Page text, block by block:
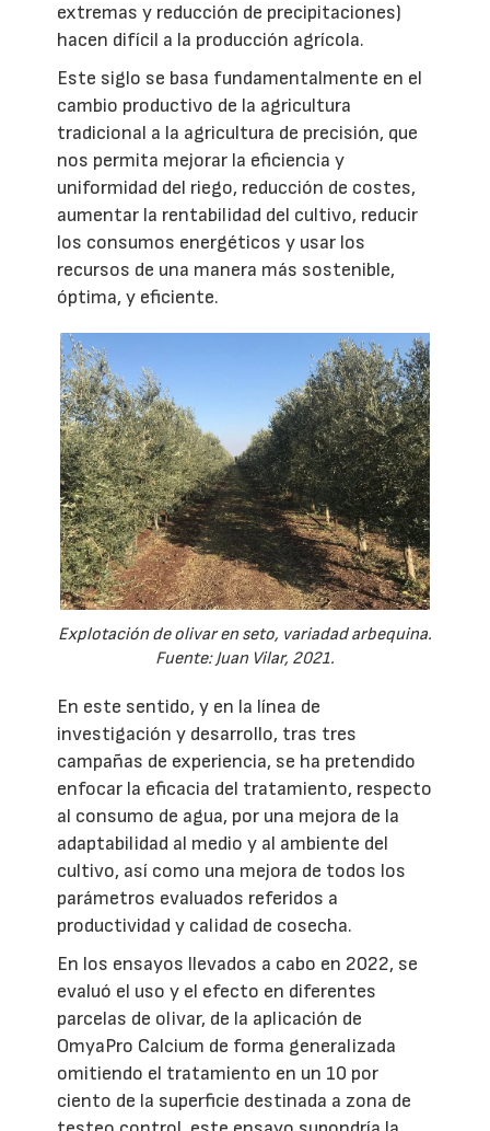
extremas y reducción de precipitaciones)
hacen difícil a la producción agrícola.
Este siglo se basa fundamentalmente en el
cambio productivo de la agricultura
tradicional a la agricultura de precisión, que
nos permita mejorar la eficiencia y
uniformidad del riego, reducción de costes,
aumentar la rentabilidad del cultivo, reducir
los consumos energéticos y usar los
recursos de una manera más sostenible,
óptima, y eficiente.
Explotación de olivar en seto, variadad arbequina.
Fuente: Juan Vilar, 2021.
En este sentido, y en la línea de
investigación y desarrollo, tras tres
campañas de experiencia, se ha pretendido
enfocar la eficacia del tratamiento, respecto
al consumo de agua, por una mejora de la
adaptabilidad al medio y al ambiente del
cultivo, así como una mejora de todos los
parámetros evaluados referidos a
productividad y calidad de cosecha.
En los ensayos llevados a cabo en 2022, se
evaluó el uso y el efecto en diferentes
parcelas de olivar, de la aplicación de
OmyaPro Calcium de forma generalizada
omitiendo el tratamiento en un 10 por
ciento de la superficie destinada a zona de